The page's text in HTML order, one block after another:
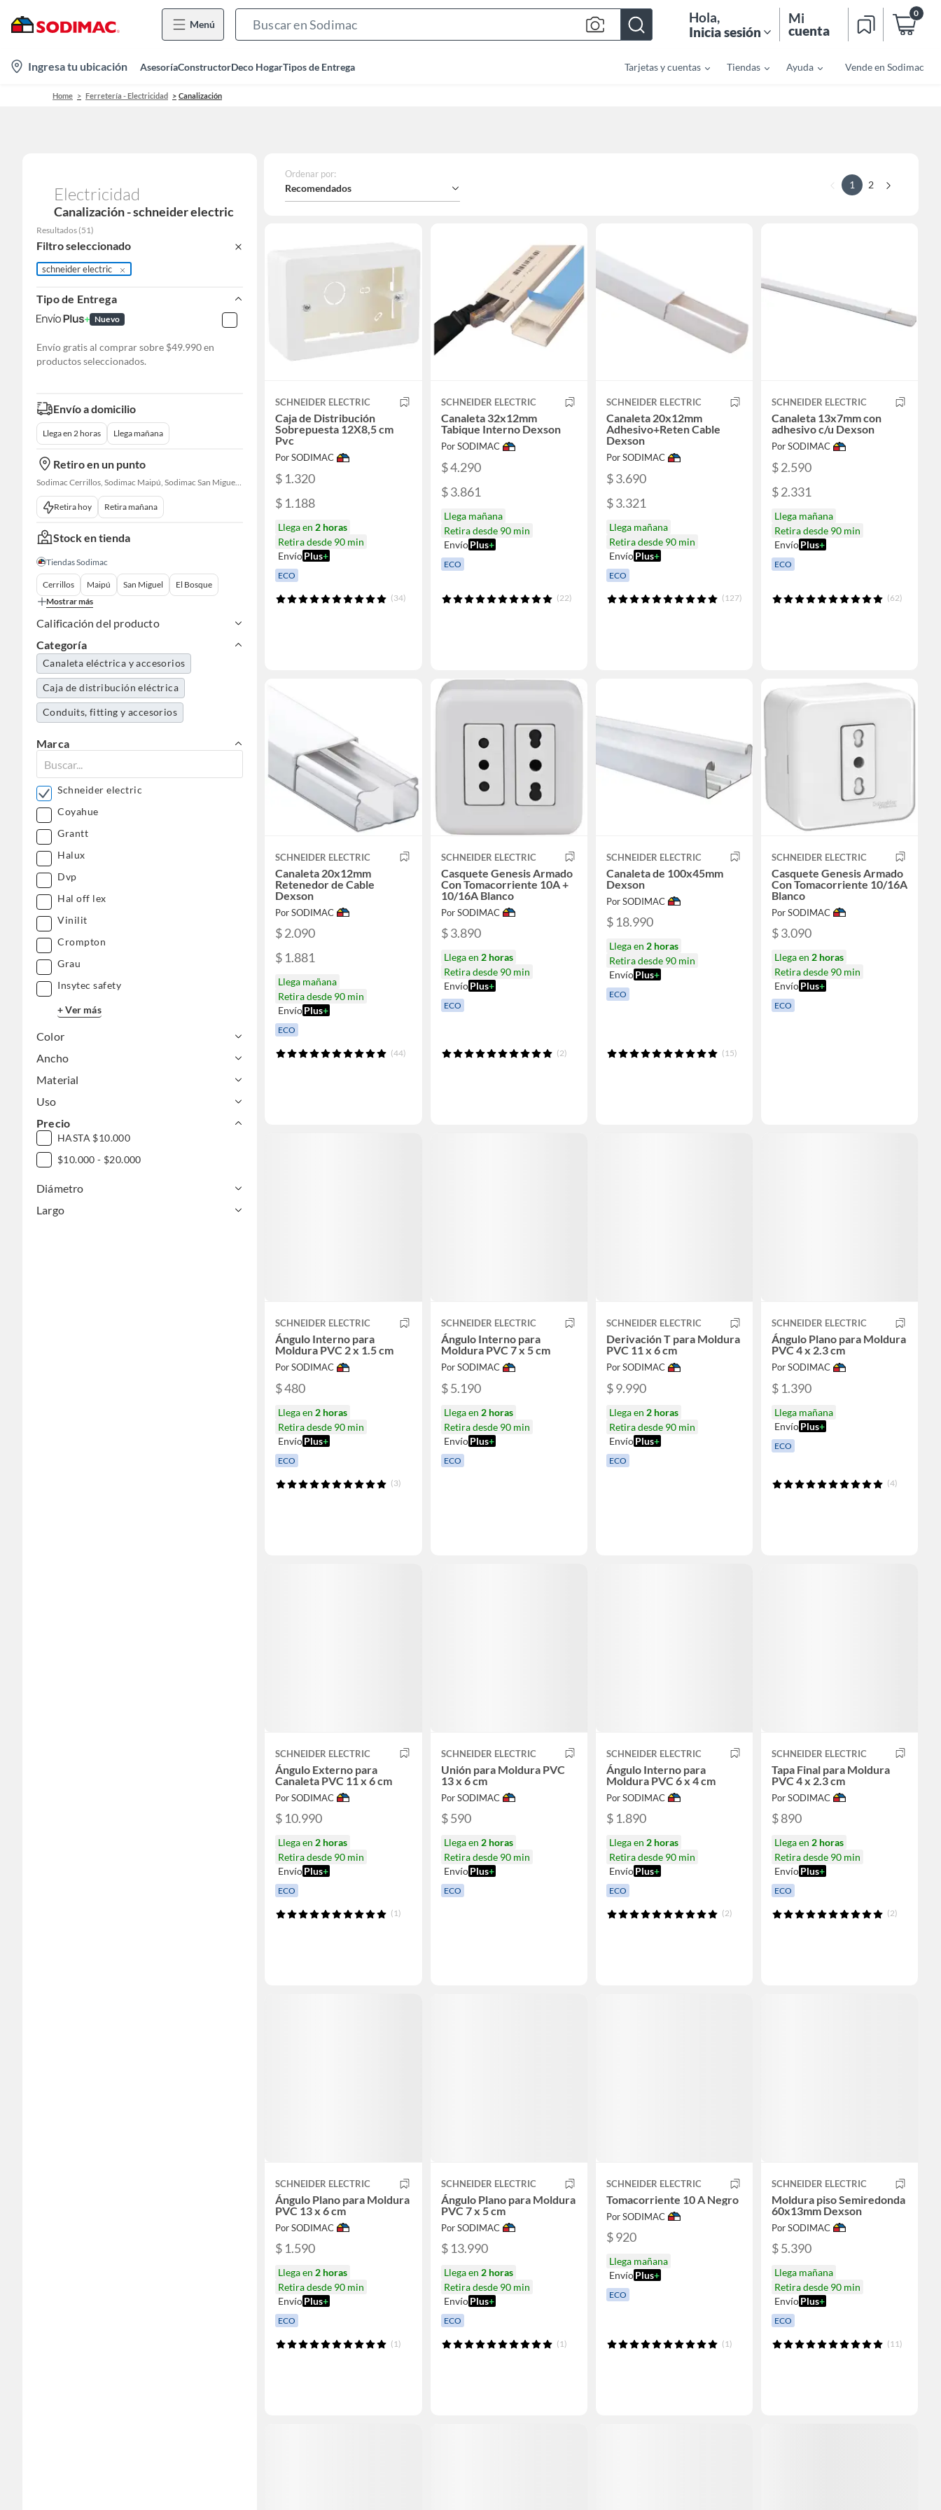
Menú
Bar
Hola,
Inicia sesión
Mi
cuenta
0
location-
icon
Ingresa tu ubicación AsesoríaConstructorDeco HogarTipos de Entrega Tarjetas y cuentas Tiendas Ayuda Vende en Sodimac
Home Ferretería - Electricidad Canalización
Electricidad
Canalización - schneider electric
Resultados (51)
Filtro seleccionado
schneider electric
Tipo de Entrega
Nuevo
Envío gratis al comprar sobre $49.990 en
productos seleccionados.
Envío a domicilio
Llega en 2 horas Llega mañana
Retiro en un punto
Sodimac Cerrillos, Sodimac Maipú, Sodimac San Miguel, Sodimac El Bosque, Sodimac San Bernardo, Constructor Cantagallo, Sodimac Talagante, Sodimac San Fernando
Retira hoy Retira mañana
Stock en tienda
Tiendas Sodimac
Cerrillos Maipú San Miguel
El Bosque
Mostrar más
Calificación del producto
Categoría
Canaleta eléctrica y accesorios
Caja de distribución eléctrica
Conduits, fitting y accesorios
Marca
Schneider electric
Coyahue
Grantt
Halux
Dvp
Hal off lex
Vinilit
Crompton
Grau
Insytec safety
+ Ver más
Color
Ancho
Material
Uso
Precio
HASTA $10.000
$10.000 - $20.000
Diámetro
Largo
Ordenar por:
Recomendados 1 2
SCHNEIDER ELECTRIC
Caja de Distribución
Sobrepuesta 12X8,5 cm
Pvc
Por SODIMAC
$ 1.320
$ 1.188
Llega en 2 horas
Retira desde 90 min
EnvíoPlus+
ECO
(34)
SCHNEIDER ELECTRIC
Canaleta 32x12mm
Tabique Interno Dexson
Por SODIMAC
$ 4.290
$ 3.861
Llega mañana
Retira desde 90 min
Envío Plus+
ECO
(22)
SCHNEIDER ELECTRIC
Canaleta 20x12mm
Adhesivo+Reten Cable
Dexson
Por SODIMAC
$ 3.690
$ 3.321
Llega mañana
Retira desde 90 min
EnvíoPlus+
ECO
(127)
SCHNEIDER ELECTRIC
Canaleta 13x7mm con
adhesivo c/u Dexson
Por SODIMAC
$ 2.590
$ 2.331
Llega mañana
Retira desde 90 min
EnvíoPlus+
ECO
(62)
SCHNEIDER ELECTRIC
Canaleta 20x12mm
Retenedor de Cable
Dexson
Por SODIMAC
$ 2.090
$ 1.881
Llega mañana
Retira desde 90 min
EnvíoPlus+
ECO
(44)
SCHNEIDER ELECTRIC
Casquete Genesis Armado
Con Tomacorriente 10A +
10/16A Blanco
Por SODIMAC
$ 3.890
Llega en 2 horas
Retira desde 90 min
Envío Plus+
ECO
(2)
SCHNEIDER ELECTRIC
Canaleta de 100x45mm
Dexson
Por SODIMAC
$ 18.990
Llega en 2 horas
Retira desde 90 min
EnvíoPlus+
ECO
(15)
SCHNEIDER ELECTRIC
Casquete Genesis Armado
Con Tomacorriente 10/16A
Blanco
Por SODIMAC
$ 3.090
Llega en 2 horas
Retira desde 90 min
EnvíoPlus+
ECO
SCHNEIDER ELECTRIC
Ángulo Interno para
Moldura PVC 2 x 1.5 cm
Por SODIMAC
$ 480
Llega en 2 horas
Retira desde 90 min
EnvíoPlus+
ECO
(3)
SCHNEIDER ELECTRIC
Ángulo Interno para
Moldura PVC 7 x 5 cm
Por SODIMAC
$ 5.190
Llega en 2 horas
Retira desde 90 min
Envío Plus+
ECO
SCHNEIDER ELECTRIC
Derivación T para Moldura
PVC 11 x 6 cm
Por SODIMAC
$ 9.990
Llega en 2 horas
Retira desde 90 min
EnvíoPlus+
ECO
SCHNEIDER ELECTRIC
Ángulo Plano para Moldura
PVC 4 x 2.3 cm
Por SODIMAC
$ 1.390
Llega mañana
EnvíoPlus+
ECO
(4)
SCHNEIDER ELECTRIC
Ángulo Externo para
Canaleta PVC 11 x 6 cm
Por SODIMAC
$ 10.990
Llega en 2 horas
Retira desde 90 min
EnvíoPlus+
ECO
(1)
SCHNEIDER ELECTRIC
Unión para Moldura PVC
13 x 6 cm
Por SODIMAC
$ 590
Llega en 2 horas
Retira desde 90 min
Envío Plus+
ECO
SCHNEIDER ELECTRIC
Ángulo Interno para
Moldura PVC 6 x 4 cm
Por SODIMAC
$ 1.890
Llega en 2 horas
Retira desde 90 min
EnvíoPlus+
ECO
(2)
SCHNEIDER ELECTRIC
Tapa Final para Moldura
PVC 4 x 2.3 cm
Por SODIMAC
$ 890
Llega en 2 horas
Retira desde 90 min
EnvíoPlus+
ECO
(2)
SCHNEIDER ELECTRIC
Ángulo Plano para Moldura
PVC 13 x 6 cm
Por SODIMAC
$ 1.590
Llega en 2 horas
Retira desde 90 min
EnvíoPlus+
ECO
(1)
SCHNEIDER ELECTRIC
Ángulo Plano para Moldura
PVC 7 x 5 cm
Por SODIMAC
$ 13.990
Llega en 2 horas
Retira desde 90 min
Envío Plus+
ECO
(1)
SCHNEIDER ELECTRIC
Tomacorriente 10 A Negro
Por SODIMAC
$ 920
Llega mañana
EnvíoPlus+
ECO
(1)
SCHNEIDER ELECTRIC
Moldura piso Semiredonda
60x13mm Dexson
Por SODIMAC
$ 5.390
Llega mañana
Retira desde 90 min
EnvíoPlus+
ECO
(11)